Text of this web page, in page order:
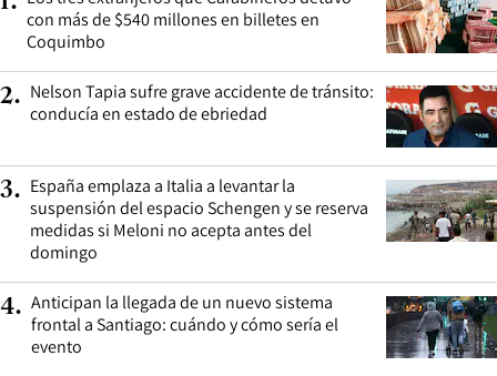
con más de $540 millones en billetes en
Coquimbo
2. Nelson Tapia sufre grave accidente de tránsito:
conducía en estado de ebriedad
3. España emplaza a Italia a levantar la
suspensión del espacio Schengen y se reserva
medidas si Meloni no acepta antes del
domingo
4. Anticipan la llegada de un nuevo sistema
frontal a Santiago: cuándo y cómo sería el
evento